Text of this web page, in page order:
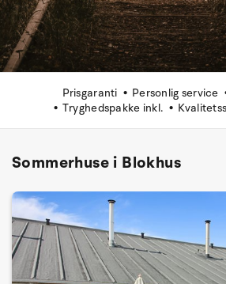
Prisgaranti Personlig service
Tryghedspakke inkl.
Sommerhuse i Blokhus